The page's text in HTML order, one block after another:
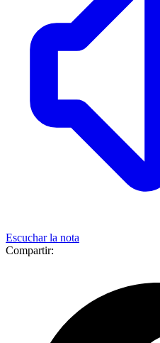
Escuchar la nota
Compartir: